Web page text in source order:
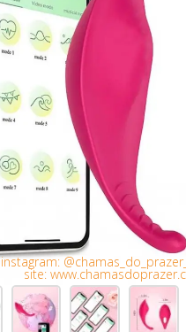
instagram:
site: